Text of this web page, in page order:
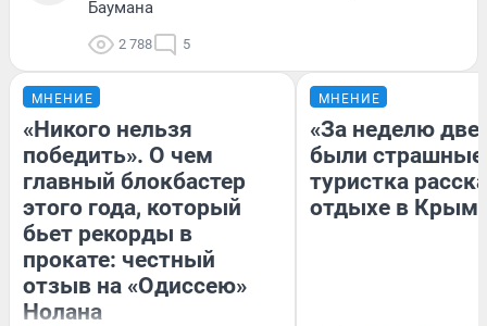
Баумана
2 788 5
МНЕНИЕ
«Никого нельзя
победить». О чем
главный блокбастер
этого года, который
бьет рекорды в
прокате: честный
отзыв на «Одиссею»
Нолана
МНЕНИЕ
«За неделю две
были
туристка
отдыхе в